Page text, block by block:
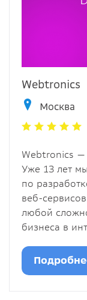
Webtronics
Москва
Webtronics —
Уже 13 лет
по
веб-
любой
бизнеса в